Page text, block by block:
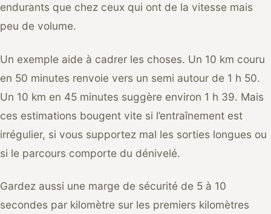
endurants que chez ceux qui ont de la vitesse mais
peu de volume.
Un exemple aide à cadrer les choses. Un 10 km couru
en 50 minutes renvoie vers un semi autour de 1 h 50.
Un 10 km en 45 minutes suggère environ 1 h 39. Mais
ces estimations bougent vite si l’entraînement est
irrégulier, si vous supportez mal les sorties longues ou
si le parcours comporte du dénivelé.
Gardez aussi une marge de sécurité de 5 à 10
secondes par kilomètre sur les premiers kilomètres